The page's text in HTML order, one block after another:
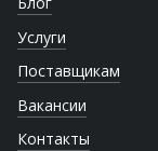
Услуги
Поставщикам
Вакансии
Контакты